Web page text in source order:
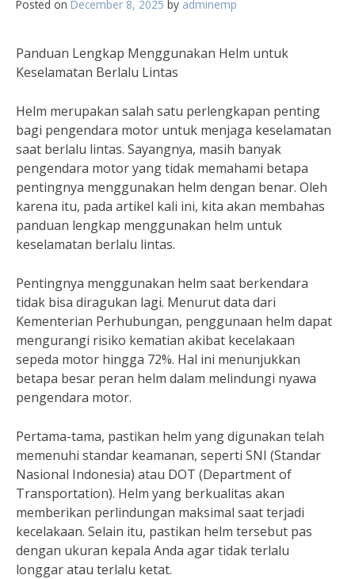
Posted on December 8, 2025 by adminemp
Panduan Lengkap Menggunakan Helm untuk
Keselamatan Berlalu Lintas
Helm merupakan salah satu perlengkapan penting
bagi pengendara motor untuk menjaga keselamatan
saat berlalu lintas. Sayangnya, masih banyak
pengendara motor yang tidak memahami betapa
pentingnya menggunakan helm dengan benar. Oleh
karena itu, pada artikel kali ini, kita akan membahas
panduan lengkap menggunakan helm untuk
keselamatan berlalu lintas.
Pentingnya menggunakan helm saat berkendara
tidak bisa diragukan lagi. Menurut data dari
Kementerian Perhubungan, penggunaan helm dapat
mengurangi risiko kematian akibat kecelakaan
sepeda motor hingga 72%. Hal ini menunjukkan
betapa besar peran helm dalam melindungi nyawa
pengendara motor.
Pertama-tama, pastikan helm yang digunakan telah
memenuhi standar keamanan, seperti SNI (Standar
Nasional Indonesia) atau DOT (Department of
Transportation). Helm yang berkualitas akan
memberikan perlindungan maksimal saat terjadi
kecelakaan. Selain itu, pastikan helm tersebut pas
dengan ukuran kepala Anda agar tidak terlalu
longgar atau terlalu ketat.